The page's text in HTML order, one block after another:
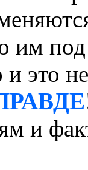
им
это
и